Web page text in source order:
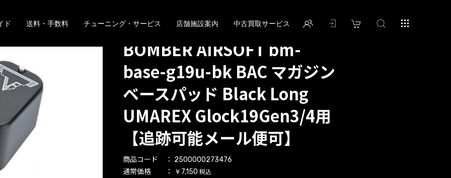
ド 送料・手数料 チューニング・サービス 店舗施設案内 中古買取サービス
BOMBER AIRSOFT bm-
base-g19u-bk BAC マガジン
ベースパッド Black Long
UMAREX Glock19Gen3/4用
【追跡可能メール便可】
商品コード 2500000273476
通常価格 ￥7,150 税込